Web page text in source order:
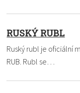
RUSKÝ RUBL
Ruský rubl je oficiální
RUB. Rubl se…